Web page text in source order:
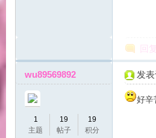
回复
wu89569892
1
主题
19
帖子
19
积分
发
好辛